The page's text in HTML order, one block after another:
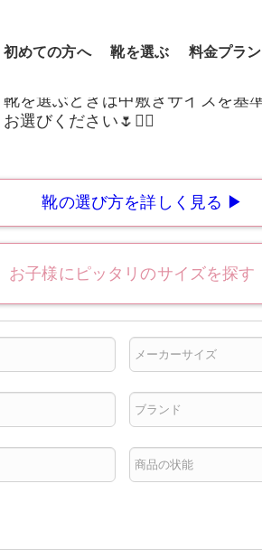
初めての方へ 靴を選ぶ 料金プラン
靴の選び方を詳しく見る ▶
お子様にピッタリのサイズを探す